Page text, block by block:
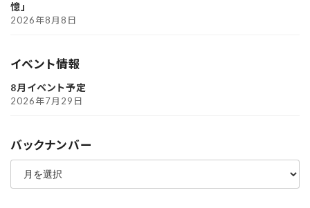
憶」
2026年8月8日
イベント情報
8月イベント予定
2026年7月29日
バックナンバー
ア
カ